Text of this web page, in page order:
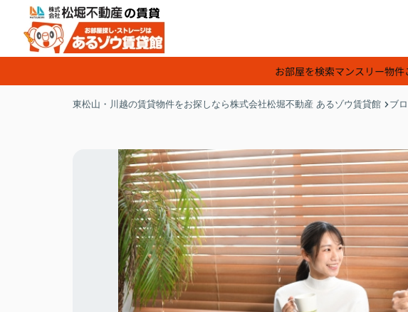
お部屋を検索マンスリー物件
東松山・川越の賃貸物件をお探しなら株式会社松堀不動産 あるゾウ賃貸館 ブ